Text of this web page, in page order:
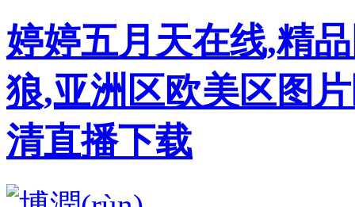
婷婷五月天在线,精
狼,亚洲区欧美区图
清直播下载